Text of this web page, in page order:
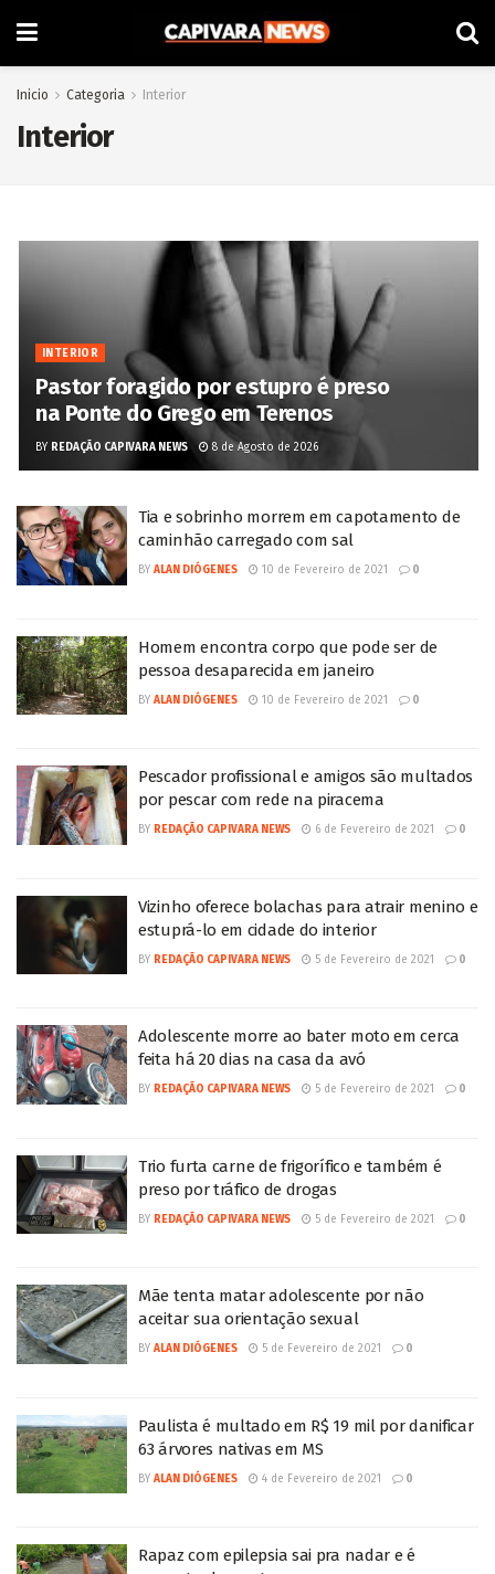
Inicio Categoria Interior
Interior
INTERIOR
Pastor foragido por estupro é preso
na Ponte do Grego em Terenos
BY REDAÇÃO CAPIVARA NEWS 8 de Agosto de 2026
Tia e sobrinho morrem em capotamento de
caminhão carregado com sal
BY ALAN DIÓGENES 10 de Fevereiro de 2021 0
Homem encontra corpo que pode ser de
pessoa desaparecida em janeiro
BY ALAN DIÓGENES 10 de Fevereiro de 2021 0
Pescador profissional e amigos são multados
por pescar com rede na piracema
BY REDAÇÃO CAPIVARA NEWS 6 de Fevereiro de 2021 0
Vizinho oferece bolachas para atrair menino e
estuprá-lo em cidade do interior
BY REDAÇÃO CAPIVARA NEWS 5 de Fevereiro de 2021 0
Adolescente morre ao bater moto em cerca
feita há 20 dias na casa da avó
BY REDAÇÃO CAPIVARA NEWS 5 de Fevereiro de 2021 0
Trio furta carne de frigorífico e também é
preso por tráfico de drogas
BY REDAÇÃO CAPIVARA NEWS 5 de Fevereiro de 2021 0
Mãe tenta matar adolescente por não
aceitar sua orientação sexual
BY ALAN DIÓGENES 5 de Fevereiro de 2021 0
Paulista é multado em R$ 19 mil por danificar
63 árvores nativas em MS
BY ALAN DIÓGENES 4 de Fevereiro de 2021 0
Rapaz com epilepsia sai pra nadar e é